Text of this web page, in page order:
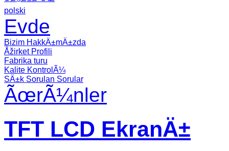
polski
Evde
Bizim HakkÄ±mÄ±zda
Åžirket Profili
Fabrika turu
Kalite KontrolÃ¼
SÄ±k Sorulan Sorular
ÃœrÃ¼nler
TFT LCD EkranÄ±